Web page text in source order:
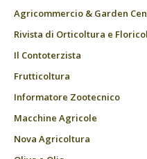
Agricommercio & Garden
Rivista di Orticoltura e
Il Contoterzista
Frutticoltura
Informatore Zootecnico
Macchine Agricole
Nova Agricoltura